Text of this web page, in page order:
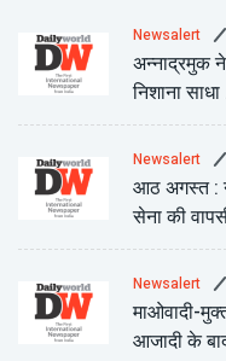
Newsalert
अन्नाद्रमुक
निशाना
Newsalert
आठ अगस्त :
सेना की
Newsalert
माओवादी-
आजादी के